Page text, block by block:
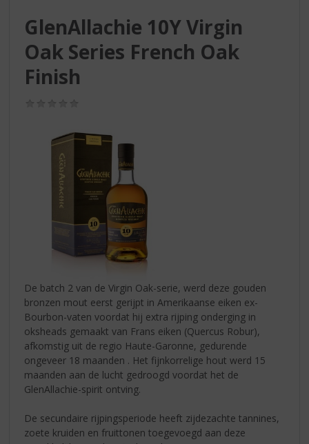
GlenAllachie 10Y Virgin
Oak Series French Oak
Finish
De batch 2 van de Virgin Oak-serie, werd deze gouden
bronzen mout eerst gerijpt in Amerikaanse eiken ex-
Bourbon-vaten voordat hij extra rijping onderging in
oksheads gemaakt van Frans eiken (Quercus Robur),
afkomstig uit de regio Haute-Garonne, gedurende
ongeveer 18 maanden . Het fijnkorrelige hout werd 15
maanden aan de lucht gedroogd voordat het de
GlenAllachie-spirit ontving.
De secundaire rijpingsperiode heeft zijdezachte tannines,
zoete kruiden en fruittonen toegevoegd aan deze